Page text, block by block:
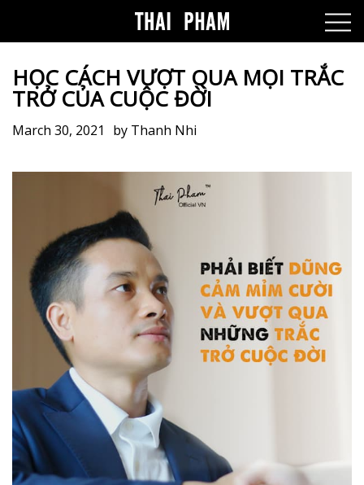
HỌC CÁCH VƯỢT QUA MỌI TRẮC
TRỞ CỦA CUỘC ĐỜI
March 30, 2021 by Thanh Nhi